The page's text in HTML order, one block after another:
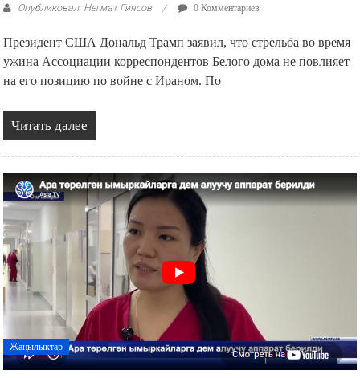
Опубликовал: Негмат Гиясов 0 Комментариев
Президент США Дональд Трамп заявил, что стрельба во время
ужина Ассоциации корреспондентов Белого дома не повлияет
на его позицию по войне с Ираном. По
Читать далее
Жаңылыктар